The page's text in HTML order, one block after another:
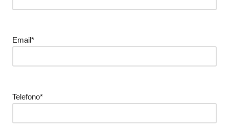
Email*
Telefono*